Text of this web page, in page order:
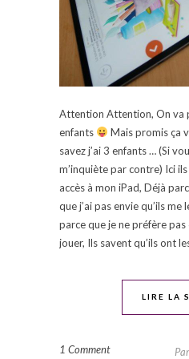
Attention Attention, On va
enfants
Mais promis ça
savez j’ai 3 enfants … (Si
m’inquiète par contre) Ici
accès à mon iPad, Déjà
que j’ai pas envie qu’ils
parce que je ne préfère pas
jouer, Ils savent qu’ils ont
LIRE LA
1 Comment